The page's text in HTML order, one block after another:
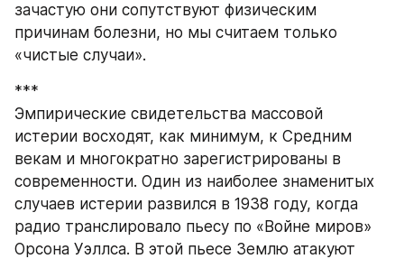
зачастую они сопутствуют физическим
причинам болезни, но мы считаем только
«чистые случаи».
***
Эмпирические свидетельства массовой
истерии восходят, как минимум, к Средним
векам и многократно зарегистрированы в
современности. Один из наиболее знаменитых
случаев истерии развился в 1938 году, когда
радио транслировало пьесу по «Войне миров»
Орсона Уэллса. В этой пьесе Землю атакуют